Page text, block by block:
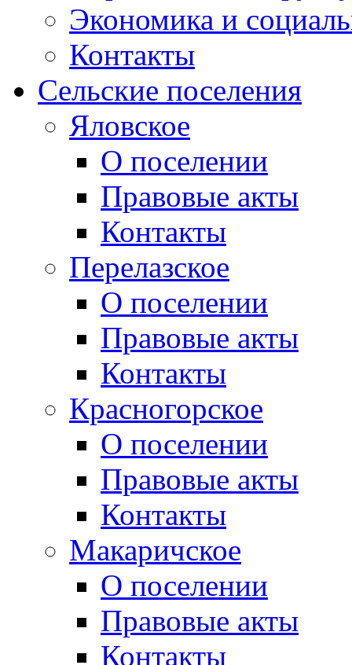
Экономика и
Контакты
Сельские поселения
Яловское
О поселении
Правовые акты
Контакты
Перелазское
О поселении
Правовые акты
Контакты
Красногорское
О поселении
Правовые акты
Контакты
Макаричское
О поселении
Правовые акты
Контакты